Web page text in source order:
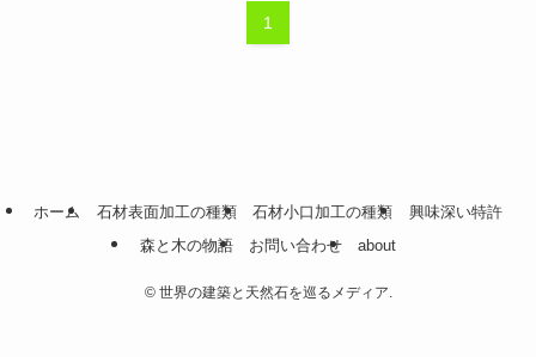
1
ホーム 石材表面加工の種類 石材小口加工の種類
興味深い特許
森と木の物語
お問い合わせ about
©世界の建築と天然石を巡るメディア.